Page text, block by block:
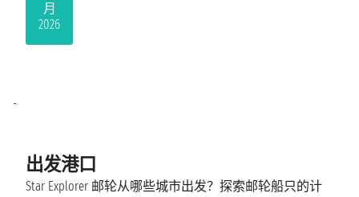
月
2026
出发港口
Star Explorer 邮轮从哪些城市出发？探索邮轮船只的计
-